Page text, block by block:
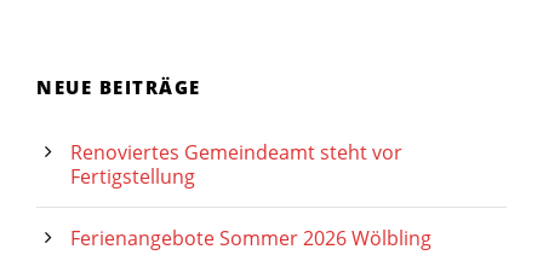
NEUE BEITRÄGE
Renoviertes Gemeindeamt steht vor
Fertigstellung
Ferienangebote Sommer 2026 Wölbling